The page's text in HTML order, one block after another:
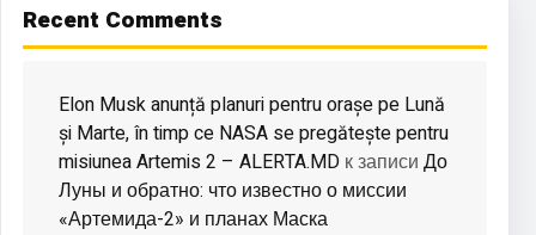
Recent Comments
Elon Musk anunță planuri pentru orașe pe Lună
și Marte, în timp ce NASA se pregătește pentru
misiunea Artemis 2 – ALERTA.MD к записи До
Луны и обратно: что известно о миссии
«Артемида-2» и планах Маска